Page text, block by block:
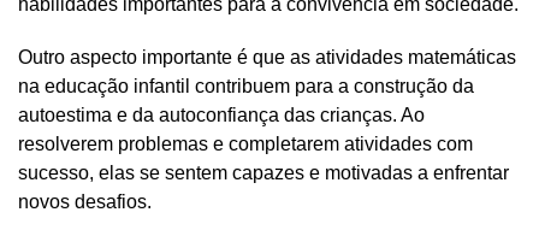
Outro aspecto importante é que as atividades matemáticas
na educação infantil contribuem para a construção da
autoestima e da autoconfiança das crianças. Ao
resolverem problemas e completarem atividades com
sucesso, elas se sentem capazes e motivadas a enfrentar
novos desafios.